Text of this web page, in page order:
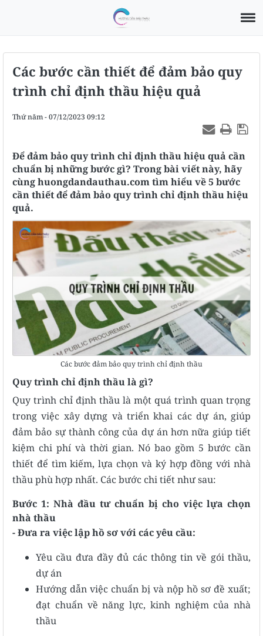
Các bước cần thiết để đảm bảo quy
trình chỉ định thầu hiệu quả
Thứ năm - 07/12/2023 09:12
Để đảm bảo quy trình chỉ định thầu hiệu quả cần
chuẩn bị những bước gì? Trong bài viết này, hãy
cùng huongdandauthau.com tìm hiểu về 5 bước
cần thiết để đảm bảo quy trình chỉ định thầu hiệu
quả.
Các bước đảm bảo quy trình chỉ định thầu
Quy trình chỉ định thầu là gì?
Quy trình chỉ định thầu là một quá trình quan trọng
trong việc xây dựng và triển khai các dự án, giúp
đảm bảo sự thành công của dự án hơn nữa giúp tiết
kiệm chi phí và thời gian. Nó bao gồm 5 bước cần
thiết để tìm kiếm, lựa chọn và ký hợp đồng với nhà
thầu phù hợp nhất. Các bước chi tiết như sau:
Bước 1: Nhà đầu tư chuẩn bị cho việc lựa chọn
nhà thầu
- Đưa ra việc lập hồ sơ với các yêu cầu:
Yêu cầu đưa đầy đủ các thông tin về gói thầu,
dự án
Hướng dẫn việc chuẩn bị và nộp hồ sơ đề xuất;
đạt chuẩn về năng lực, kinh nghiệm của nhà
thầu